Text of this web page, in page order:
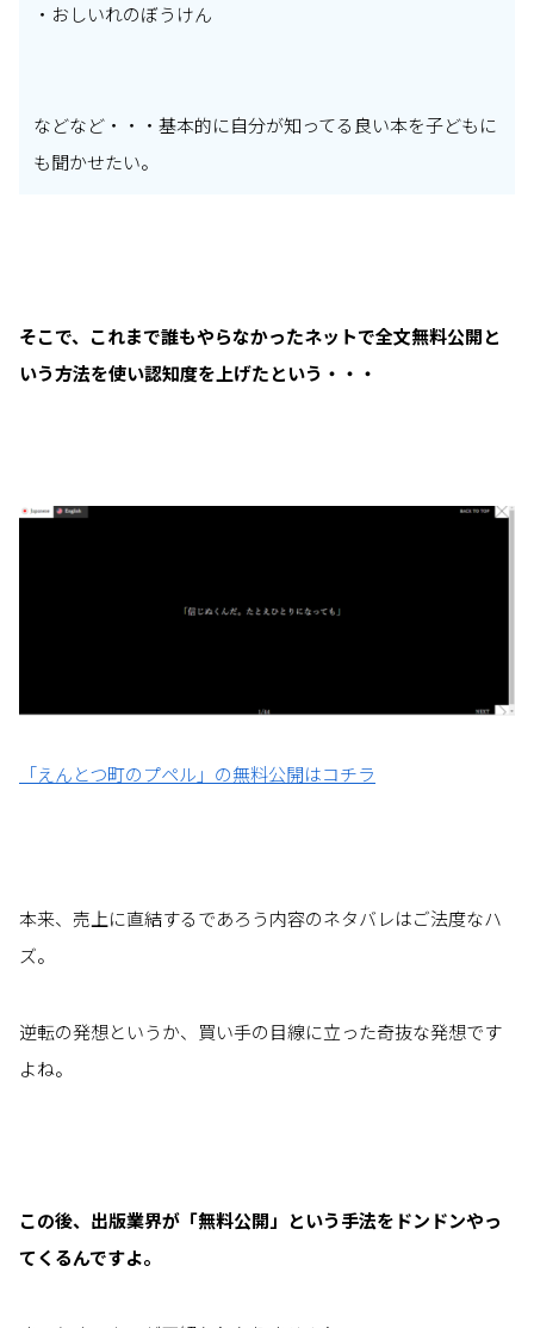
・おしいれのぼうけん
などなど・・・基本的に自分が知ってる良い本を子どもに
も聞かせたい。
そこで、これまで誰もやらなかったネットで全文無料公開と
いう方法を使い認知度を上げたという・・・
「えんとつ町のプペル」の無料公開はコチラ
本来、売上に直結するであろう内容のネタバレはご法度なハ
ズ。
逆転の発想というか、買い手の目線に立った奇抜な発想です
よね。
この後、出版業界が「無料公開」という手法をドンドンやっ
てくるんですよ。